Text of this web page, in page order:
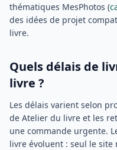
thématiques MesPhotos (
des idées de projet
livre.
Quels délais de
livre ?
Les délais varient selon
de Atelier du livre et les
une commande urgente.
livre évoluent : seul le